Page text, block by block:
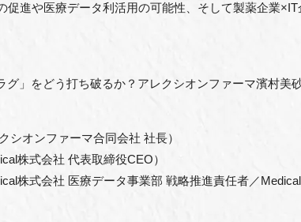
促進や医療データ利活用の可能性、そして製薬企業
グ」をどう打ち破るか？アレクシオンファーマ濱村
シオンファーマ合同会社 社長）
株式会社 代表取締役CEO）
株式会社 医療データ事業部 戦略推進責任者／Medical